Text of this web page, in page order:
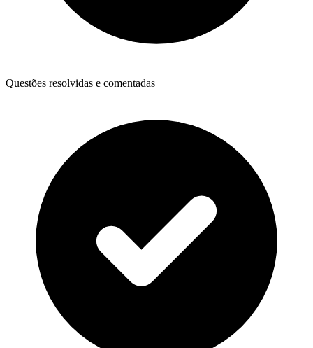
Questões resolvidas e comentadas